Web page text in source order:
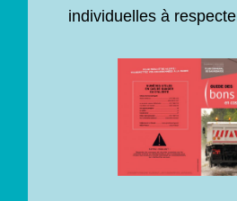
individuelles à